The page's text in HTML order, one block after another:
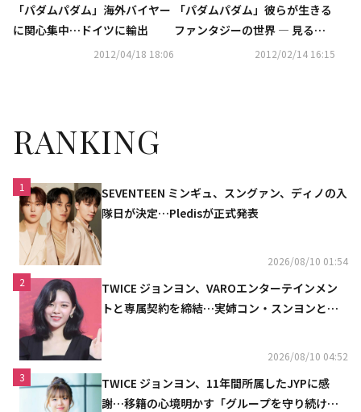
「パダムパダム」海外バイヤー
に関心集中…ドイツに輸出
2012/04/18 18:06
「パダムパダム」彼らが生きる
ファンタジーの世界 ― 見る？
2012/02/14 16:15
RANKING
1
SEVENTEEN ミンギュ、スングァン、ディノの入
隊日が決定…Pledisが正式発表
2026/08/10 01:54
2
TWICE ジョンヨン、VAROエンターテインメン
トと専属契約を締結…実姉コン・スンヨンと同
2026/08/10 04:52
3
TWICE ジョンヨン、11年間所属したJYPに感
謝…移籍の心境明かす「グループを守り続け